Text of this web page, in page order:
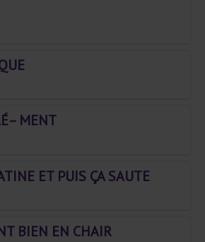
MENT
ET PUIS ÇA SAUTE
BIEN EN CHAIR